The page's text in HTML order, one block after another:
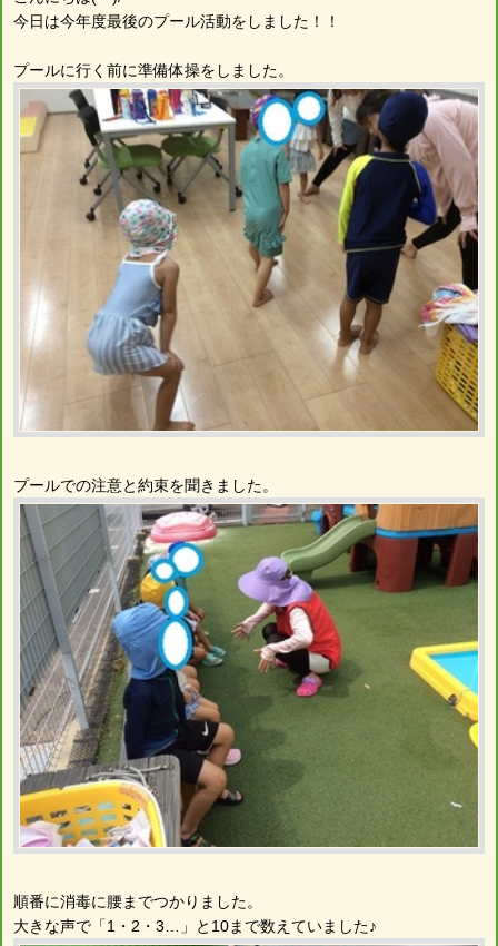
今日は今年度最後のプール活動をしました！！
プールに行く前に準備体操をしました。
プールでの注意と約束を聞きました。
順番に消毒に腰までつかりました。
大きな声で「1・2・3…」と10まで数えていました♪